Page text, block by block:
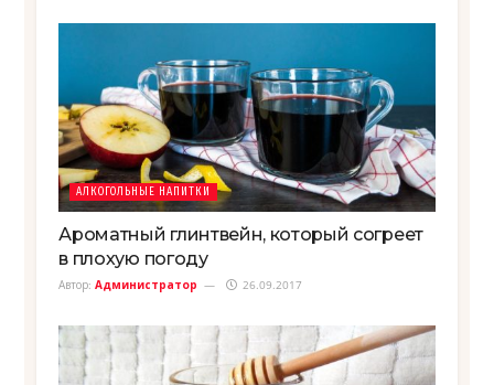
АЛКОГОЛЬНЫЕ НАПИТКИ
Ароматный глинтвейн, который согреет
в плохую погоду
Автор: Администратор 26.09.2017